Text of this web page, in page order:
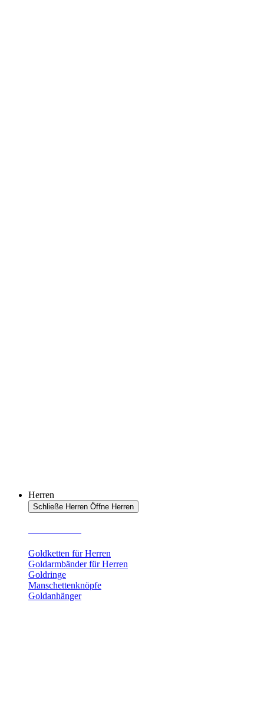
Herren
Schließe Herren Öffne Herren
Goldketten für Herren
Goldarmbänder für Herren
Goldringe
Manschettenknöpfe
Goldanhänger